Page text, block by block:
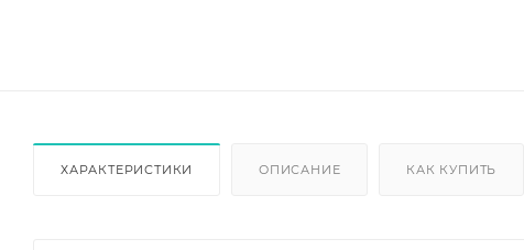
ХАРАКТЕРИСТИКИ ОПИСАНИЕ КАК КУПИТЬ